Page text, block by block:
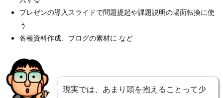
プレゼンの導入スライドで問題提起や課題説明の場面転換に使
う
各種資料作成、ブログの素材に など
現実では、あまり頭を抱えることって少